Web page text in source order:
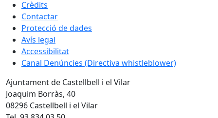
Crèdits
Contactar
Protecció de dades
Avís legal
Accessibilitat
Canal Denúncies (Directiva whistleblower)
Ajuntament de Castellbell i el Vilar
Joaquim Borràs, 40
08296 Castellbell i el Vilar